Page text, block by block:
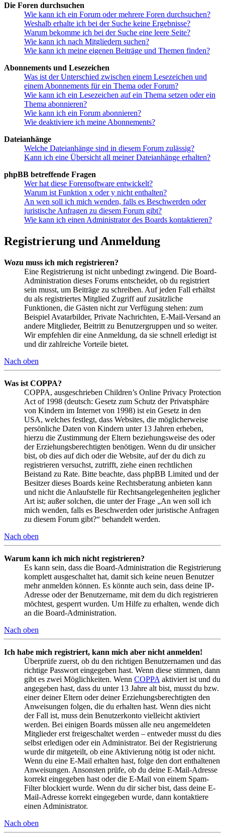
Die Foren durchsuchen
Wie kann ich ein Forum oder mehrere Foren durchsuchen?
Weshalb erhalte ich bei der Suche keine Ergebnisse?
Warum bekomme ich bei der Suche eine leere Seite?
Wie kann ich nach Mitgliedern suchen?
Wie kann ich meine eigenen Beiträge und Themen finden?
Abonnements und Lesezeichen
Was ist der Unterschied zwischen einem Lesezeichen und
einem Abonnements für ein Thema oder Forum?
Wie kann ich ein Lesezeichen auf ein Thema setzen oder ein
Thema abonnieren?
Wie kann ich ein Forum abonnieren?
Wie deaktiviere ich meine Abonnements?
Dateianhänge
Welche Dateianhänge sind in diesem Forum zulässig?
Kann ich eine Übersicht all meiner Dateianhänge erhalten?
phpBB betreffende Fragen
Wer hat diese Forensoftware entwickelt?
Warum ist Funktion x oder y nicht enthalten?
An wen soll ich mich wenden, falls es Beschwerden oder
juristische Anfragen zu diesem Forum gibt?
Wie kann ich einen Administrator des Boards kontaktieren?
Registrierung und Anmeldung
Wozu muss ich mich registrieren?
Eine Registrierung ist nicht unbedingt zwingend. Die Board-
Administration dieses Forums entscheidet, ob du registriert
sein musst, um Beiträge zu schreiben. Auf jeden Fall erhältst
du als registriertes Mitglied Zugriff auf zusätzliche
Funktionen, die Gästen nicht zur Verfügung stehen: zum
Beispiel Avatarbilder, Private Nachrichten, E-Mail-Versand an
andere Mitglieder, Beitritt zu Benutzergruppen und so weiter.
Wir empfehlen dir eine Anmeldung, da sie schnell erledigt ist
und dir zahlreiche Vorteile bietet.
Nach oben
Was ist COPPA?
COPPA, ausgeschrieben Children’s Online Privacy Protection
Act of 1998 (deutsch: Gesetz zum Schutz der Privatsphäre
von Kindern im Internet von 1998) ist ein Gesetz in den
USA, welches festlegt, dass Websites, die möglicherweise
persönliche Daten von Kindern unter 13 Jahren erheben,
hierzu die Zustimmung der Eltern beziehungsweise des oder
der Erziehungsberechtigten benötigen. Wenn du dir unsicher
bist, ob dies auf dich oder die Website, auf der du dich zu
registrieren versuchst, zutrifft, ziehe einen rechtlichen
Beistand zu Rate. Bitte beachte, dass phpBB Limited und der
Besitzer dieses Boards keine Rechtsberatung anbieten kann
und nicht die Anlaufstelle für Rechtsangelegenheiten jeglicher
Art ist; außer solchen, die unter der Frage „An wen soll ich
mich wenden, falls es Beschwerden oder juristische Anfragen
zu diesem Forum gibt?“ behandelt werden.
Nach oben
Warum kann ich mich nicht registrieren?
Es kann sein, dass die Board-Administration die Registrierung
komplett ausgeschaltet hat, damit sich keine neuen Benutzer
mehr anmelden können. Es könnte auch sein, dass deine IP-
Adresse oder der Benutzername, mit dem du dich registrieren
möchtest, gesperrt wurden. Um Hilfe zu erhalten, wende dich
an die Board-Administration.
Nach oben
Ich habe mich registriert, kann mich aber nicht anmelden!
Überprüfe zuerst, ob du den richtigen Benutzernamen und das
richtige Passwort eingegeben hast. Wenn diese stimmen, dann
gibt es zwei Möglichkeiten. Wenn COPPA aktiviert ist und du
angegeben hast, dass du unter 13 Jahre alt bist, musst du bzw.
einer deiner Eltern oder deiner Erziehungsberechtigten den
Anweisungen folgen, die du erhalten hast. Wenn dies nicht
der Fall ist, muss dein Benutzerkonto vielleicht aktiviert
werden. Bei einigen Boards müssen alle neu angemeldeten
Mitglieder erst freigeschaltet werden – entweder musst du dies
selbst erledigen oder ein Administrator. Bei der Registrierung
wurde dir mitgeteilt, ob eine Aktivierung nötig ist oder nicht.
Wenn du eine E-Mail erhalten hast, folge den dort enthaltenen
Anweisungen. Ansonsten prüfe, ob du deine E-Mail-Adresse
korrekt eingegeben hast oder die E-Mail von einem Spam-
Filter blockiert wurde. Wenn du dir sicher bist, dass deine E-
Mail-Adresse korrekt eingegeben wurde, dann kontaktiere
einen Administrator.
Nach oben